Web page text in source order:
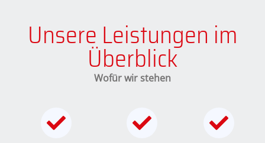
Unsere Leistungen im
Überblick
Wofür wir stehen